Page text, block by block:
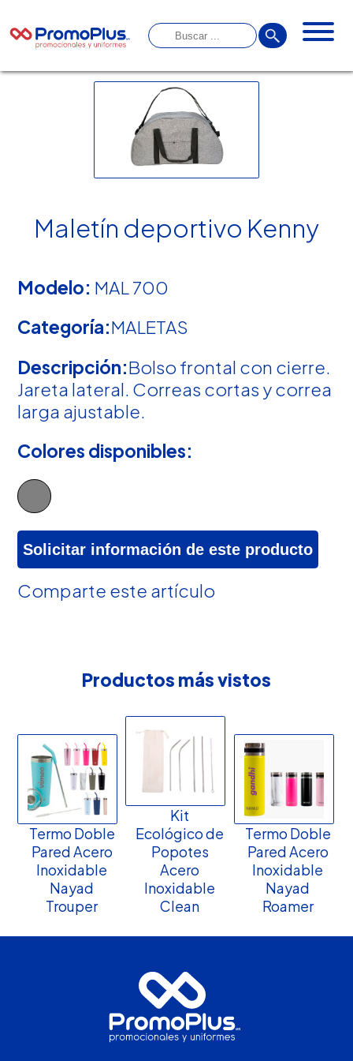
Maletín deportivo Kenny
Modelo: MAL 700
Categoría:MALETAS
Descripción:Bolso frontal con cierre.
Jareta lateral. Correas cortas y correa
larga ajustable.
Colores disponibles:
Solicitar información de este producto
Comparte este artículo
Productos más vistos
Termo Doble
Pared Acero
Inoxidable
Nayad
Trouper
Kit
Ecológico de
Popotes
Acero
Inoxidable
Clean
Termo Doble
Pared Acero
Inoxidable
Nayad
Roamer